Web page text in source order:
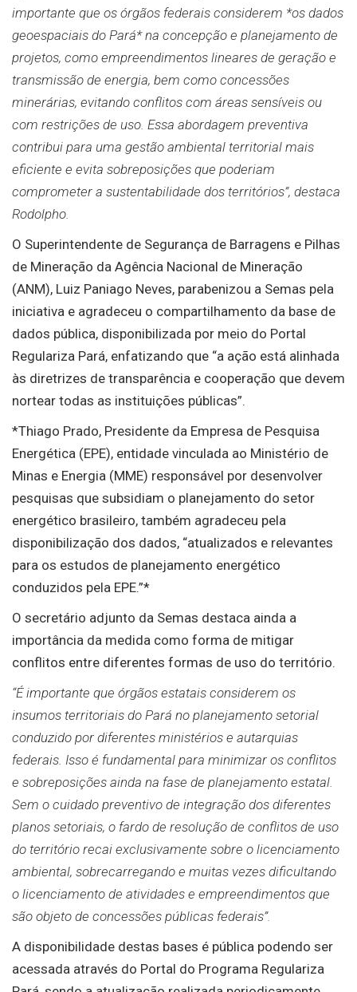
importante que os órgãos federais considerem *os dados
geoespaciais do Pará* na concepção e planejamento de
projetos, como empreendimentos lineares de geração e
transmissão de energia, bem como concessões
minerárias, evitando conflitos com áreas sensíveis ou
com restrições de uso. Essa abordagem preventiva
contribui para uma gestão ambiental territorial mais
eficiente e evita sobreposições que poderiam
comprometer a sustentabilidade dos territórios”, destaca
Rodolpho.
O Superintendente de Segurança de Barragens e Pilhas
de Mineração da Agência Nacional de Mineração
(ANM), Luiz Paniago Neves, parabenizou a Semas pela
iniciativa e agradeceu o compartilhamento da base de
dados pública, disponibilizada por meio do Portal
Regulariza Pará, enfatizando que “a ação está alinhada
às diretrizes de transparência e cooperação que devem
nortear todas as instituições públicas”.
*Thiago Prado, Presidente da Empresa de Pesquisa
Energética (EPE), entidade vinculada ao Ministério de
Minas e Energia (MME) responsável por desenvolver
pesquisas que subsidiam o planejamento do setor
energético brasileiro, também agradeceu pela
disponibilização dos dados, “atualizados e relevantes
para os estudos de planejamento energético
conduzidos pela EPE.”*
O secretário adjunto da Semas destaca ainda a
importância da medida como forma de mitigar
conflitos entre diferentes formas de uso do território.
“É importante que órgãos estatais considerem os
insumos territoriais do Pará no planejamento setorial
conduzido por diferentes ministérios e autarquias
federais. Isso é fundamental para minimizar os conflitos
e sobreposições ainda na fase de planejamento estatal.
Sem o cuidado preventivo de integração dos diferentes
planos setoriais, o fardo de resolução de conflitos de uso
do território recai exclusivamente sobre o licenciamento
ambiental, sobrecarregando e muitas vezes dificultando
o licenciamento de atividades e empreendimentos que
são objeto de concessões públicas federais”.
A disponibilidade destas bases é pública podendo ser
acessada através do Portal do Programa Regulariza